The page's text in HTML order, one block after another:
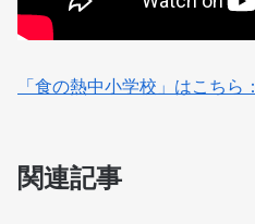
「食の熱中小学校」はこちら：
関連記事